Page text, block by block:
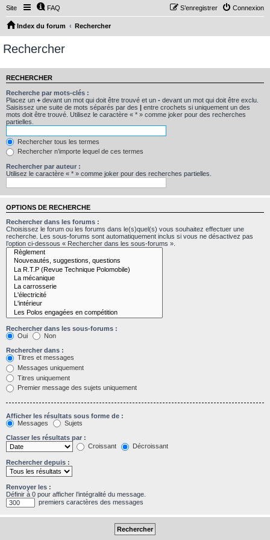
Site FAQ Connexion
S’enregistrer
Index du forum Rechercher
Rechercher
RECHERCHER
Recherche par mots-clés :
Placez un + devant un mot qui doit être trouvé et un - devant un mot qui doit être exclu.
Saisissez une suite de mots séparés par des | entre crochets si uniquement un des
mots doit être trouvé. Utilisez le caractère « * » comme joker pour des recherches
partielles.
Rechercher tous les termes
Rechercher n’importe lequel de ces termes
Rechercher par auteur :
Utilisez le caractère « * » comme joker pour des recherches partielles.
OPTIONS DE RECHERCHE
Rechercher dans les forums :
Choisissez le forum ou les forums dans le(s)quel(s) vous souhaitez effectuer une
recherche. Les sous-forums sont automatiquement inclus si vous ne désactivez pas
l’option ci-dessous « Rechercher dans les sous-forums ».
Rechercher dans les sous-forums :
Oui
Non
Rechercher dans :
Titres et messages
Messages uniquement
Titres uniquement
Premier message des sujets uniquement
Afficher les résultats sous forme de :
Messages
Sujets
Classer les résultats par :
Croissant
Décroissant
Rechercher depuis :
Renvoyer les :
Définir à 0 pour afficher l’intégralité du message.
premiers caractères des messages